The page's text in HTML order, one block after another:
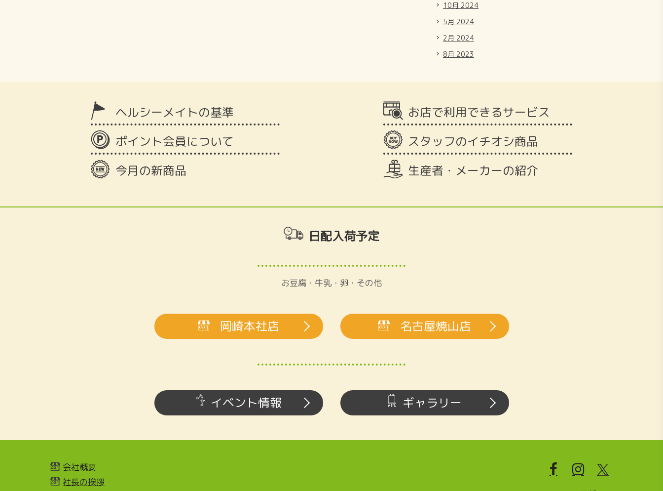
10月 2024
5月 2024
2月 2024
8月 2023
ヘルシーメイトの基準
ポイント会員について
今月の新商品
お店で利用できるサービス
スタッフのイチオシ商品
生産者・メーカーの紹介
日配入荷予定
お豆腐・牛乳・卵・その他
岡崎本社店 名古屋焼山店
イベント情報 ギャラリー
会社概要
社長の挨拶